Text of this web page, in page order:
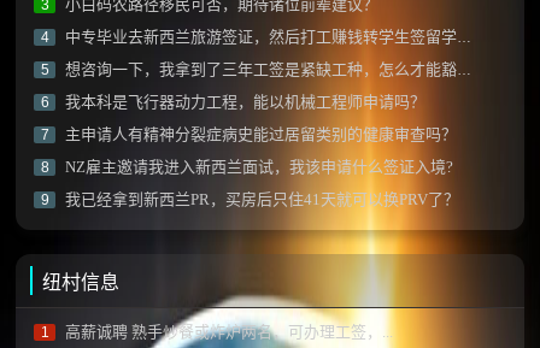
3 小白码农路径移民可否，期待诸位前辈建议？
4 中专毕业去新西兰旅游签证，然后打工赚钱转学生签留学可以吗？
5 想咨询一下，我拿到了三年工签是紧缺工种，怎么才能豁免雅思拿到绿卡？
6 我本科是飞行器动力工程，能以机械工程师申请吗？
7 主申请人有精神分裂症病史能过居留类别的健康审查吗？
8 NZ雇主邀请我进入新西兰面试，我该申请什么签证入境?
9 我已经拿到新西兰PR，买房后只住41天就可以换PRV了？
纽村信息
1 高薪诚聘 熟手炒餐或炸炉两名，可办理工签，...